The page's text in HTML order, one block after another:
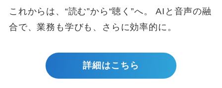
これからは、“読む”から“聴く”へ。 AIと音声の融
合で、業務も学びも、さらに効率的に。
詳細はこちら